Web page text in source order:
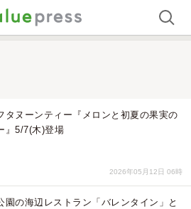
タヌーンティー『メロンと初夏の果実の
』5/7(木)登場
2026年05月12日 06時
園の海辺レストラン「バレンタイン」と